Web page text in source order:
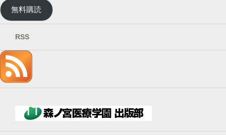
ル
ア
ド
を
記
入
→
ン
無料購読
RSS